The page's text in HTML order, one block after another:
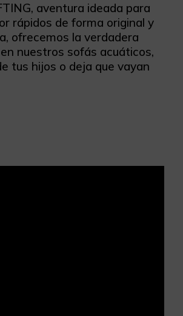
aventura ideada para
rápidos de forma original y
ofrecemos la verdadera
nuestros sofás acuáticos,
tus hijos o deja que vayan